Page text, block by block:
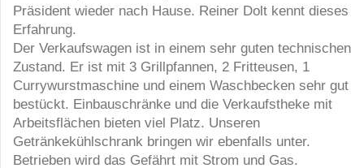
Präsident wieder nach Hause. Reiner Dolt kennt dieses
Erfahrung.
Der Verkaufswagen ist in einem sehr guten technischen
Zustand. Er ist mit 3 Grillpfannen, 2 Fritteusen, 1
Currywurstmaschine und einem Waschbecken sehr gut
bestückt. Einbauschränke und die Verkaufstheke mit
Arbeitsflächen bieten viel Platz. Unseren
Getränkekühlschrank bringen wir ebenfalls unter.
Betrieben wird das Gefährt mit Strom und Gas.